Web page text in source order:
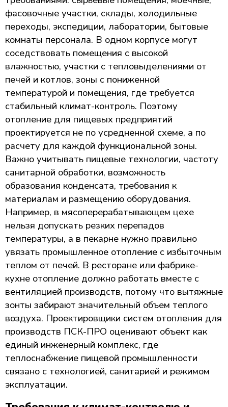
фасовочные участки, склады, холодильные
переходы, экспедиции, лаборатории, бытовые
комнаты персонала. В одном корпусе могут
соседствовать помещения с высокой
влажностью, участки с тепловыделениями от
печей и котлов, зоны с пониженной
температурой и помещения, где требуется
стабильный климат-контроль. Поэтому
отопление для пищевых предприятий
проектируется не по усредненной схеме, а по
расчету для каждой функциональной зоны.
Важно учитывать пищевые технологии, частоту
санитарной обработки, возможность
образования конденсата, требования к
материалам и размещению оборудования.
Например, в мясоперерабатывающем цехе
нельзя допускать резких перепадов
температуры, а в пекарне нужно правильно
увязать промышленное отопление с избыточным
теплом от печей. В ресторане или фабрике-
кухне отопление должно работать вместе с
вентиляцией производств, потому что вытяжные
зонты забирают значительный объем теплого
воздуха. Проектировщики систем отопления для
производств ПСК-ПРО оценивают объект как
единый инженерный комплекс, где
теплоснабжение пищевой промышленности
связано с технологией, санитарией и режимом
эксплуатации.